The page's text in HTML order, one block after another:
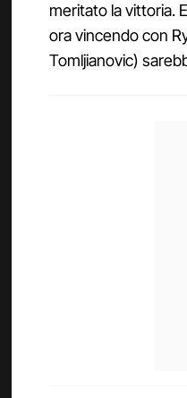
meritato la vittoria.
ora vincendo con
Tomljianovic)